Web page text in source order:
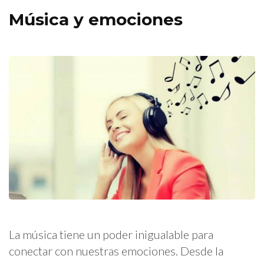
Música y emociones
La música tiene un poder inigualable para
conectar con nuestras emociones. Desde la